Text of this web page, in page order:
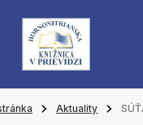
Aktuality